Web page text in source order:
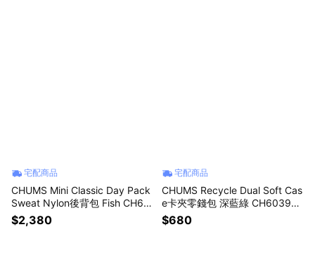
宅配商品
CHUMS Mini Classic Day Pack
Sweat Nylon後背包 Fish CH60
3805Z405
$2,380
宅配商品
CHUMS Recycle Dual Soft Cas
e卡夾零錢包 深藍綠 CH603987
T035
$680